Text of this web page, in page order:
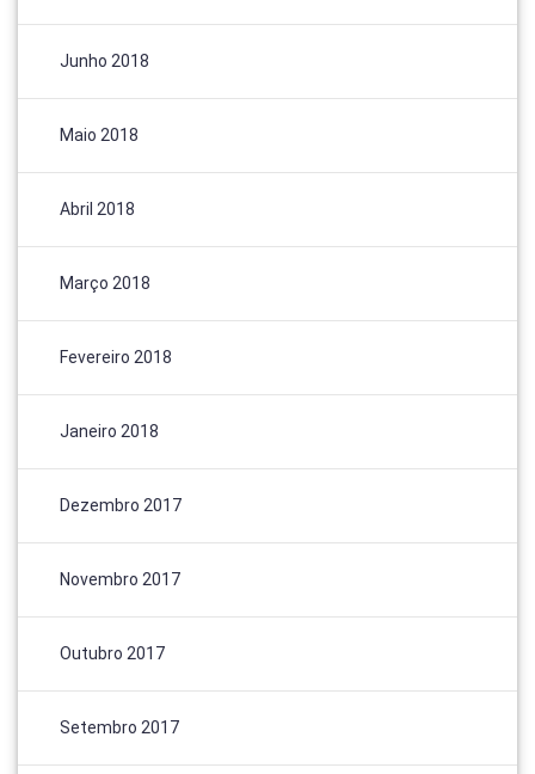
Junho 2018
Maio 2018
Abril 2018
Março 2018
Fevereiro 2018
Janeiro 2018
Dezembro 2017
Novembro 2017
Outubro 2017
Setembro 2017